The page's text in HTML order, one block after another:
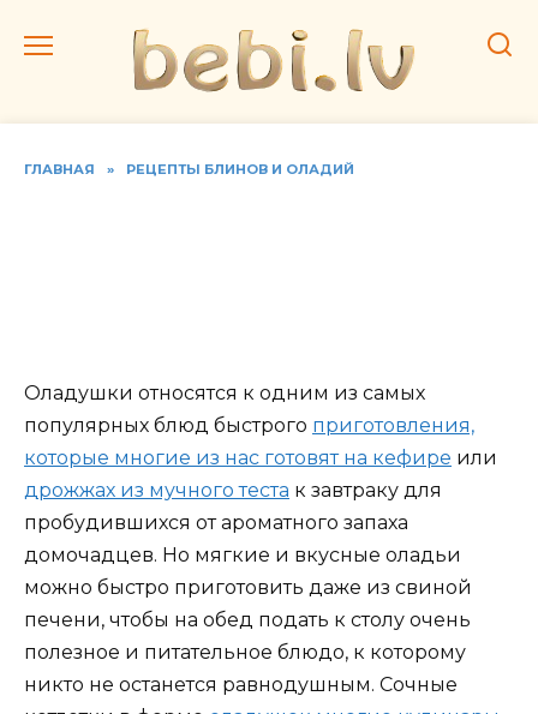
ГЛАВНАЯ » РЕЦЕПТЫ БЛИНОВ И ОЛАДИЙ
Оладушки относятся к одним из самых
популярных блюд быстрого приготовления,
которые многие из нас готовят на кефире или
дрожжах из мучного теста к завтраку для
пробудившихся от ароматного запаха
домочадцев. Но мягкие и вкусные оладьи
можно быстро приготовить даже из свиной
печени, чтобы на обед подать к столу очень
полезное и питательное блюдо, к которому
никто не останется равнодушным. Сочные